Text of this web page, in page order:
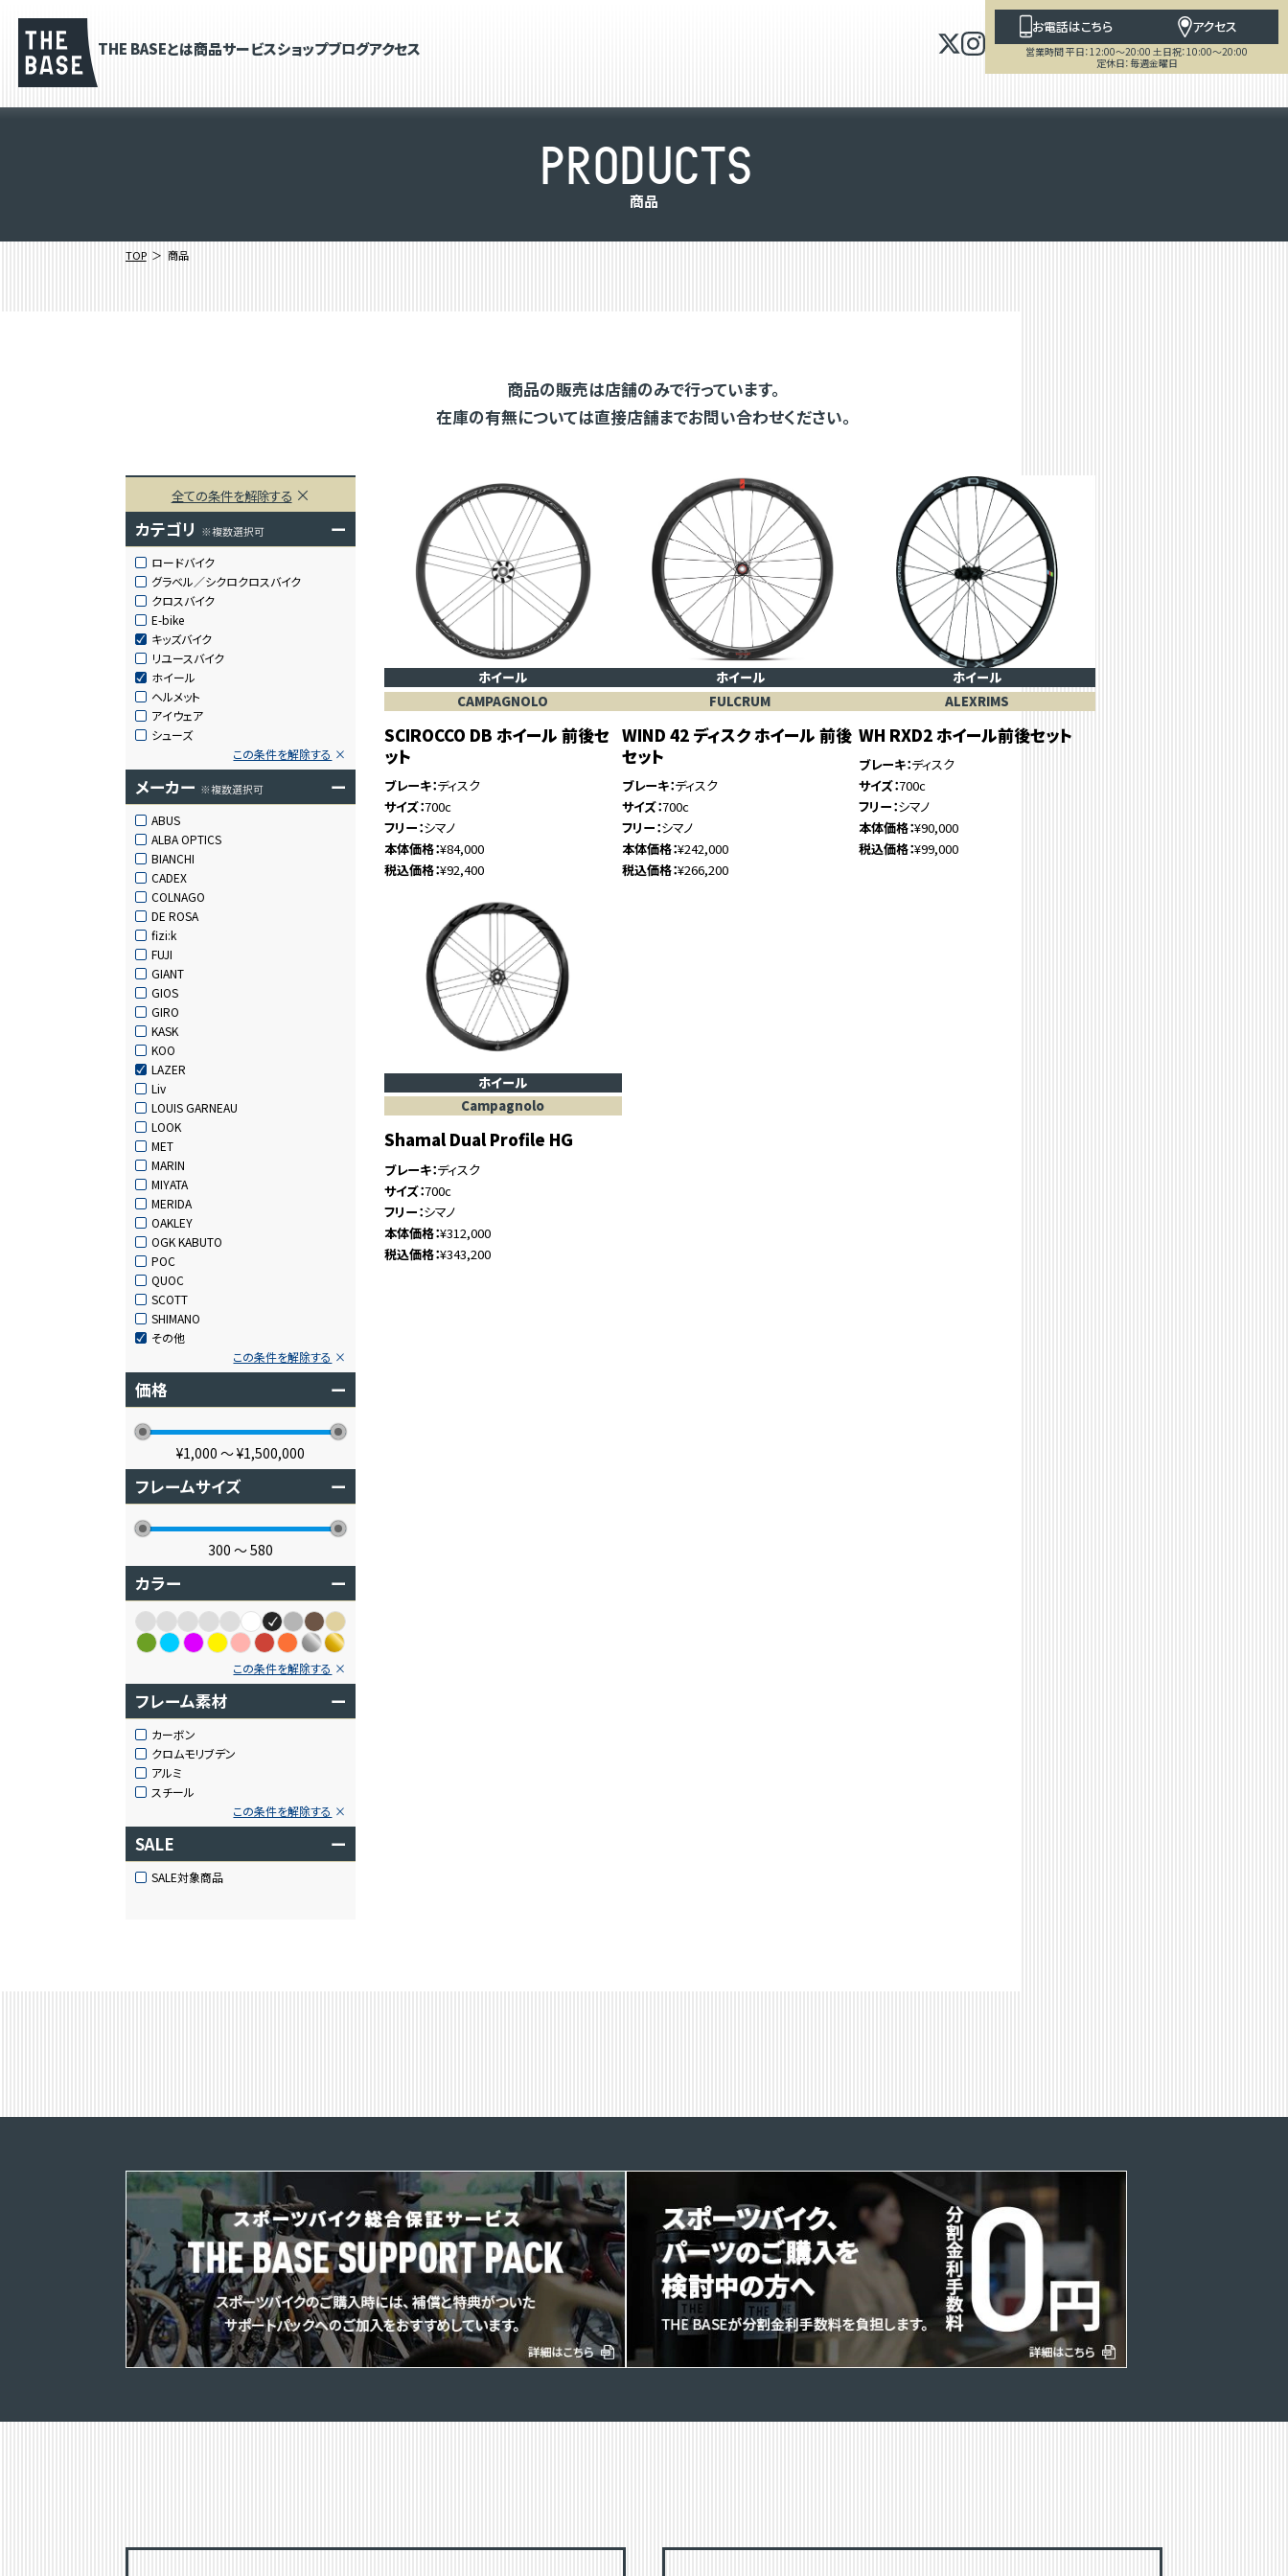
THE BASEとは商品サービスショップブログアクセス
お電話はこちら アクセス
営業時間 平日：12:00～20:00 土日祝：10:00～20:00
定休日：毎週金曜日
PRODUCTS
商品
TOP 商品
商品の販売は店舗のみで行っています。
在庫の有無については直接店舗までお問い合わせください。
全ての条件を解除する
カテゴリ ※複数選択可 ー
ロードバイク
グラベル／シクロクロスバイク
クロスバイク
E-bike
キッズバイク
リユースバイク
ホイール
ヘルメット
アイウェア
シューズ
この条件を解除する
メーカー ※複数選択可 ー
ABUS
ALBA OPTICS
BIANCHI
CADEX
COLNAGO
DE ROSA
fizi:k
FUJI
GIANT
GIOS
GIRO
KASK
KOO
LAZER
Liv
LOUIS GARNEAU
LOOK
MET
MARIN
MIYATA
MERIDA
OAKLEY
OGK KABUTO
POC
QUOC
SCOTT
SHIMANO
その他
この条件を解除する
価格 ー
¥1,000 〜¥1,500,000
フレームサイズ ー
300 〜580
カラー ー
この条件を解除する
フレーム素材 ー
カーボン
クロムモリブデン
アルミ
スチール
この条件を解除する
SALE ー
SALE対象商品
ホイール
CAMPAGNOLO
SCIROCCO DB ホイール 前後セ
ット
ブレーキ ディスク
サイズ 700c
フリー シマノ
本体価格 ¥84,000
税込価格 ¥92,400
ホイール
FULCRUM
WIND 42 ディスク ホイール 前後
セット
ブレーキ ディスク
サイズ 700c
フリー シマノ
本体価格 ¥242,000
税込価格 ¥266,200
ホイール
ALEXRIMS
WH RXD2 ホイール前後セット
ブレーキ ディスク
サイズ 700c
フリー シマノ
本体価格 ¥90,000
税込価格 ¥99,000
ホイール
Campagnolo
Shamal Dual Profile HG
ブレーキ ディスク
サイズ 700c
フリー シマノ
本体価格 ¥312,000
税込価格 ¥343,200